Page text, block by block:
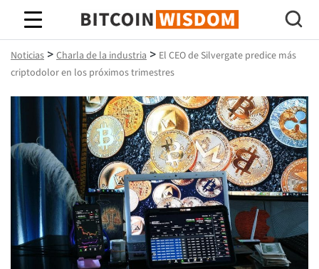
Sabiduría de Bitcoin
Noticias > Charla de la industria > El CEO de Silvergate predice más
criptodolor en los próximos trimestres